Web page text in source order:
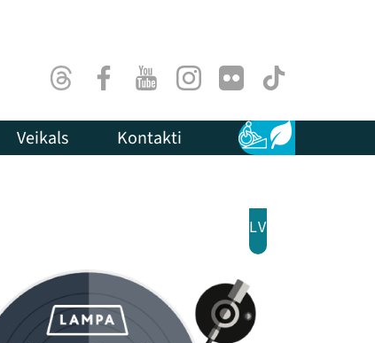
ThreadsFacebookYoutubeInstagram
Flick TikTok
Veikals Kontakti Pieejamība
Ilgtspēja
LV